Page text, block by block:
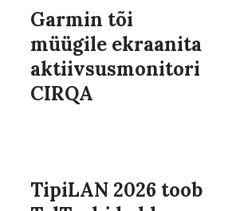
Garmin tõi
müügile ekraanita
aktiivsusmonitori
CIRQA
TipiLAN 2026 toob